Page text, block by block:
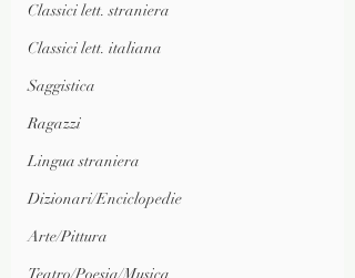
Classici lett. straniera
Classici lett. italiana
Saggistica
Ragazzi
Lingua straniera
Dizionari/Enciclopedie
Arte/Pittura
Teatro/Poesia/Musica